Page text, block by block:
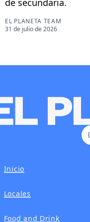
EL PLANETA TEAM
31 de julio de 2026
Inicio
Locales
Food and Drink